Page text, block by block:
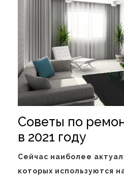
Советы по
в 2021 году
Сейчас наиболее
которых используются